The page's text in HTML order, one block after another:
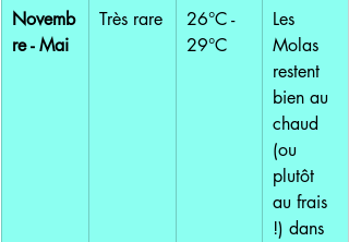
Novemb
re - Mai
Très rare
26°C -
29°C
Les
Molas
restent
bien au
chaud
(ou
plutôt
au frais
!) dans